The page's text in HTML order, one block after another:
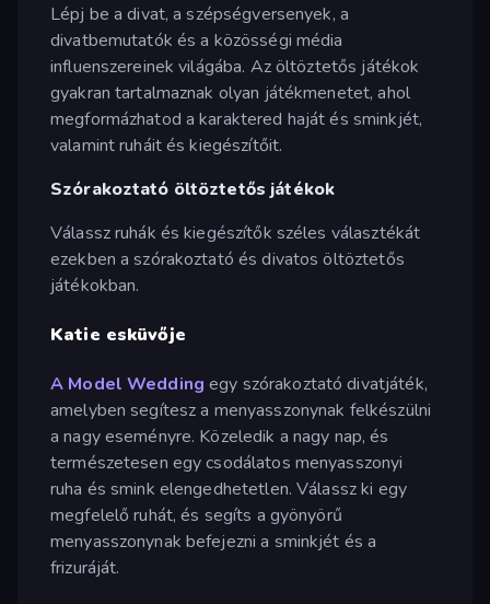
Lépj be a divat, a szépségversenyek, a
divatbemutatók és a közösségi média
influenszereinek világába. Az öltöztetős játékok
gyakran tartalmaznak olyan játékmenetet, ahol
megformázhatod a karaktered haját és sminkjét,
valamint ruháit és kiegészítőit.
Szórakoztató öltöztetős játékok
Válassz ruhák és kiegészítők széles választékát
ezekben a szórakoztató és divatos öltöztetős
játékokban.
Katie esküvője
A Model Wedding egy szórakoztató divatjáték,
amelyben segítesz a menyasszonynak felkészülni
a nagy eseményre. Közeledik a nagy nap, és
természetesen egy csodálatos menyasszonyi
ruha és smink elengedhetetlen. Válassz ki egy
megfelelő ruhát, és segíts a gyönyörű
menyasszonynak befejezni a sminkjét és a
frizuráját.